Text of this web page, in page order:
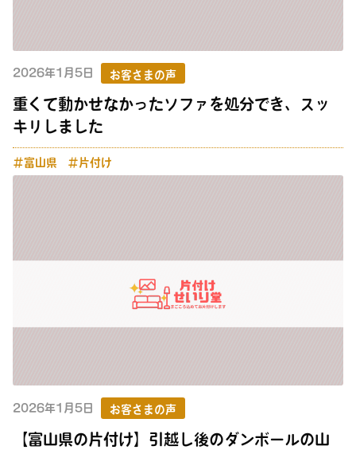
2026年1月5日 お客さまの声
重くて動かせなかったソファを処分でき、スッ
キリしました
＃富山県 ＃片付け
2026年1月5日 お客さまの声
【富山県の片付け】引越し後のダンボールの山